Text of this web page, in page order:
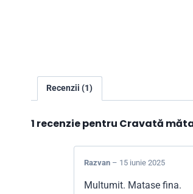
Recenzii (1)
1 recenzie pentru Cravată
Razvan – 15 iunie 2025
Multumit. Matase fina.